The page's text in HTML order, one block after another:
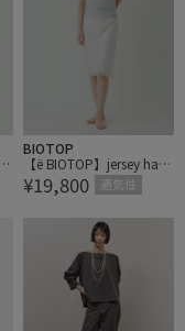
BIOTOP
【ё BIOTOP】jersey halte
r top
¥19,800 通気性